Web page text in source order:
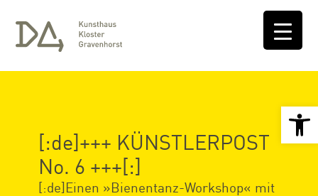
[:de]+++ KÜNSTLERPOST
No. 6 +++[:]
[:de]Einen »Bienentanz-Workshop« mit